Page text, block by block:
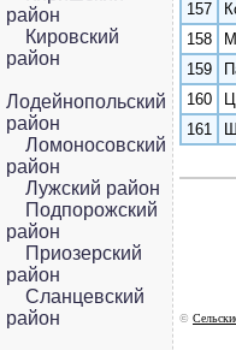
район
Кировский
район
Лодейнопольский
район
Ломоносовский
район
Лужский район
Подпорожский
район
Приозерский
район
Сланцевский
район
157
158
159
160
161
©